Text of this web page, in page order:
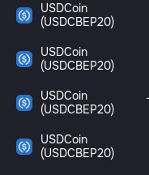
USDCoin
(USDCBEP20)
USDCoin
(USDCBEP20)
USDCoin
(USDCBEP20)
USDCoin
(USDCBEP20)